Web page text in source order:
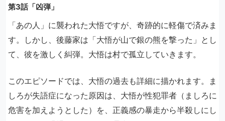
第3話「凶弾」
「あの人」に襲われた大悟ですが、奇跡的に軽傷で済みま
す。しかし、後藤家は「大悟が山で銀の熊を撃った」とし
て、彼を激しく糾弾。大悟は村で孤立していきます。
このエピソードでは、大悟の過去も詳細に描かれます。ま
しろが失語症になった原因は、大悟が性犯罪者（ましろに
危害を加えようとした）を、正義感の暴走から半殺しにし